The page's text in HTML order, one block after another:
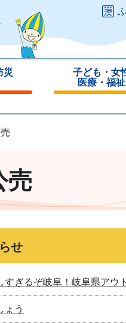
災
子ども・女
医療・福祉
じ
売
せ
すぎるぞ岐阜！岐阜県アウ
ょう